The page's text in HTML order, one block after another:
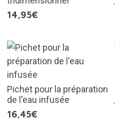
14,95€
Pichet pour la préparation
de l'eau infusée
16,45€